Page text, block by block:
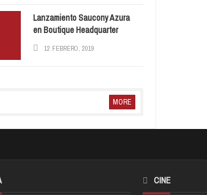
Lanzamiento Saucony Azura
en Boutique Headquarter
12 FEBRERO, 2019
MORE
CINE